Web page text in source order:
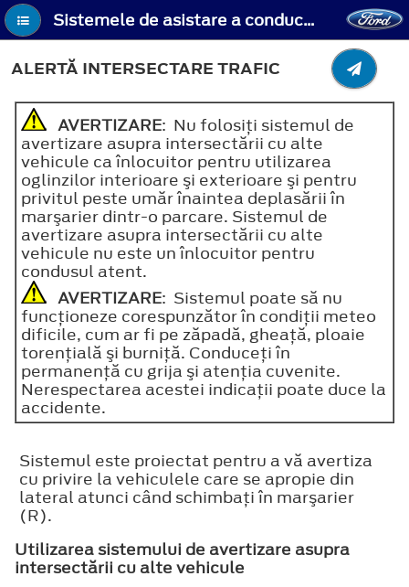
Sistemele de asistare a conducerii - Alertă intersectare trafic
ALERTĂ INTERSECTARE TRAFIC
AVERTIZARE: Nu folosiţi sistemul de
avertizare asupra intersectării cu alte
vehicule ca înlocuitor pentru utilizarea
oglinzilor interioare şi exterioare şi pentru
privitul peste umăr înaintea deplasării în
marşarier dintr-o parcare. Sistemul de
avertizare asupra intersectării cu alte
vehicule nu este un înlocuitor pentru
condusul atent.
AVERTIZARE: Sistemul poate să nu
funcţioneze corespunzător în condiţii meteo
dificile, cum ar fi pe zăpadă, gheaţă, ploaie
torenţială şi burniţă. Conduceţi în
permanenţă cu grija şi atenţia cuvenite.
Nerespectarea acestei indicaţii poate duce la
accidente.
Sistemul este proiectat pentru a vă avertiza
cu privire la vehiculele care se apropie din
lateral atunci când schimbaţi în marşarier
(R).
Utilizarea sistemului de avertizare asupra
intersectării cu alte vehicule